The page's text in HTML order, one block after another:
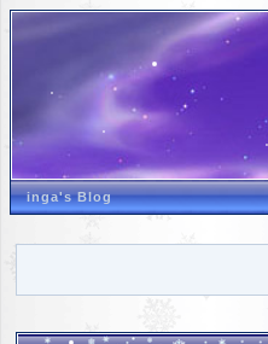
inga's Blog